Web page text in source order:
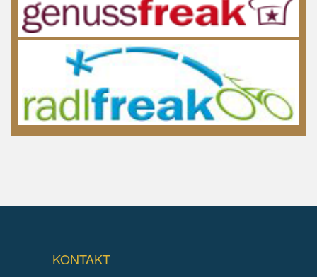
KONTAKT